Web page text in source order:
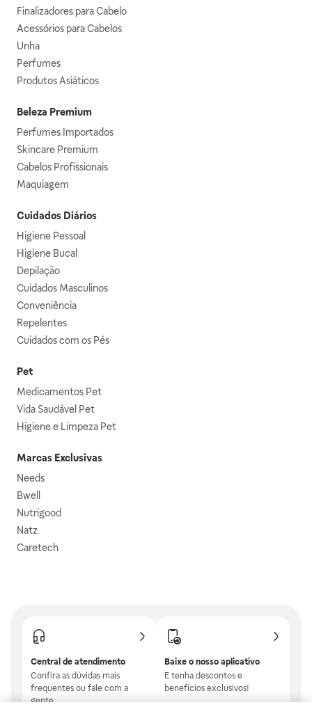
Finalizadores para Cabelo
Acessórios para Cabelos
Unha
Perfumes
Produtos Asiáticos
Beleza Premium
Perfumes Importados
Skincare Premium
Cabelos Profissionais
Maquiagem
Cuidados Diários
Higiene Pessoal
Higiene Bucal
Depilação
Cuidados Masculinos
Conveniência
Repelentes
Cuidados com os Pés
Pet
Medicamentos Pet
Vida Saudável Pet
Higiene e Limpeza Pet
Marcas Exclusivas
Needs
Bwell
Nutrigood
Natz
Caretech
Central de atendimento
Confira as dúvidas mais
frequentes ou fale com a
gente.
Baixe o nosso aplicativo
E tenha descontos e
benefícios exclusivos!